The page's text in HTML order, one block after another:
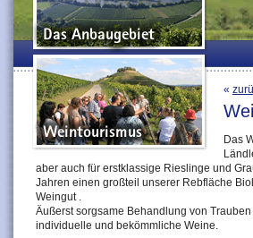
«
Das
aber auch für erstklassige Rieslinge und
Jahren einen großteil unserer Rebfläche
Weingut .
Äußerst sorgsame Behandlung von
individuelle und bekömmliche Weine.